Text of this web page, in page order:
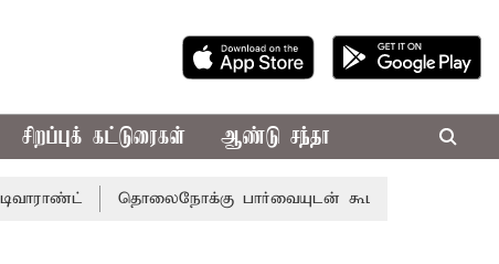
சிறப்புக் கட்டுரைகள் ஆண்டு சந்தா
தொலைநோக்கு பார்வையுடன் கூடிய வேளாண் பட்ஜெட்: